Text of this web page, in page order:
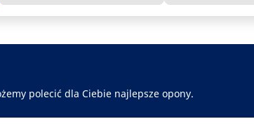
polecić dla Ciebie najlepsze opony.